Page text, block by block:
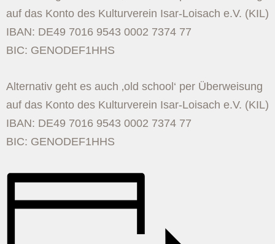
auf das Konto des Kulturverein Isar-Loisach e.V. (KIL)
IBAN: DE49 7016 9543 0002 7374 77
BIC: GENODEF1HHS
Alternativ geht es auch ‚old school‘ per Überweisung
auf das Konto des Kulturverein Isar-Loisach e.V. (KIL)
IBAN: DE49 7016 9543 0002 7374 77
BIC: GENODEF1HHS